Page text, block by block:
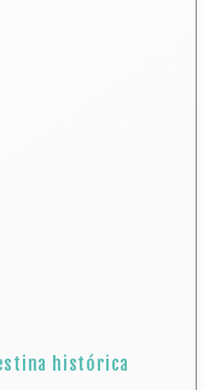
histórica